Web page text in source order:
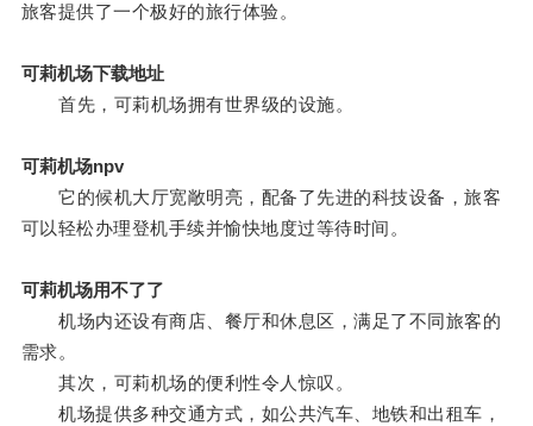
旅客提供了一个极好的旅行体验。
可莉机场下载地址
首先，可莉机场拥有世界级的设施。
可莉机场npv
它的候机大厅宽敞明亮，配备了先进的科技设备，旅客
可以轻松办理登机手续并愉快地度过等待时间。
可莉机场用不了了
机场内还设有商店、餐厅和休息区，满足了不同旅客的
需求。
其次，可莉机场的便利性令人惊叹。
机场提供多种交通方式，如公共汽车、地铁和出租车，